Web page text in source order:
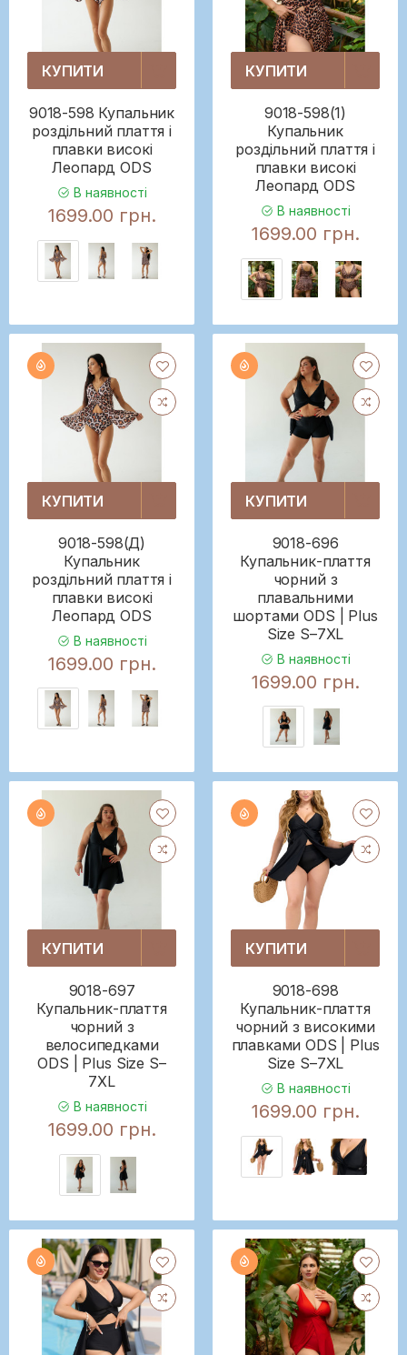
КУПИТИ
9018-598 Купальник
роздільний плаття і
плавки високі
Леопард ODS
В наявності
1699.00 грн.
КУПИТИ
9018-598(1)
Купальник
роздільний плаття і
плавки високі
Леопард ODS
В наявності
1699.00 грн.
КУПИТИ
9018-598(Д)
Купальник
роздільний плаття і
плавки високі
Леопард ODS
В наявності
1699.00 грн.
КУПИТИ
9018-696
Купальник-плаття
чорний з
плавальними
шортами ODS | Plus
Size S–7XL
В наявності
1699.00 грн.
КУПИТИ
9018-697
Купальник-плаття
чорний з
велосипедками
ODS | Plus Size S–
7XL
В наявності
1699.00 грн.
КУПИТИ
9018-698
Купальник-плаття
чорний з високими
плавками ODS | Plus
Size S–7XL
В наявності
1699.00 грн.